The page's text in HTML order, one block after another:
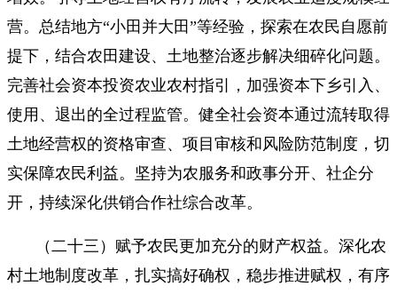
营。总结地方“小田并大田”等经验，探索在农民自愿前
提下，结合农田建设、土地整治逐步解决细碎化问题。
完善社会资本投资农业农村指引，加强资本下乡引入、
使用、退出的全过程监管。健全社会资本通过流转取得
土地经营权的资格审查、项目审核和风险防范制度，切
实保障农民利益。坚持为农服务和政事分开、社企分
开，持续深化供销合作社综合改革。
（二十三）赋予农民更加充分的财产权益。深化农
村土地制度改革，扎实搞好确权，稳步推进赋权，有序